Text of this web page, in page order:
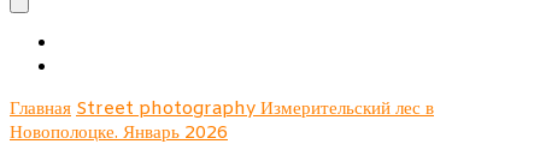
Главная Street photographyИзмерительский лес в
Новополоцке. Январь 2026